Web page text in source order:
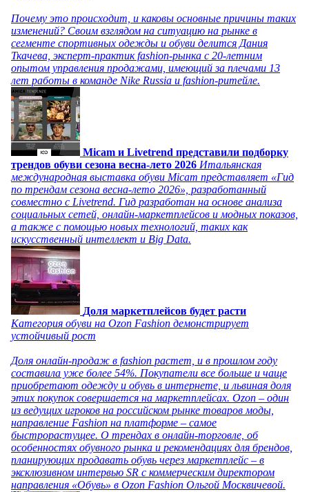
Почему это происходит, и каковы основные причины таких
изменений? Своим взглядом на ситуацию на рынке в
сегменте спортивных одежды и обуви делится Дания
Ткачева, эксперт-практик fashion-рынка с 20-летним
опытом управления продажами, имеющий за плечами 13
лет работы в команде Nike Russia и fashion-ритейле.
Micam и Livetrend представили подборку
трендов обуви сезона весна-лето 2026 Итальянская
международная выставка обуви Micam представляет «Гид
по трендам сезона весна-лето 2026», разработанный
совместно с Livetrend. Гид разработан на основе анализа
социальных сетей, онлайн-маркетплейсов и модных показов,
а также с помощью новых технологий, таких как
искусственный интеллект и Big Data.
Доля маркетплейсов будет расти
Категория обуви на Ozon Fashion демонстрирует
устойчивый рост
Доля онлайн-продаж в fashion растет, и в прошлом году
составила уже более 54%. Покупатели все больше и чаще
приобретают одежду и обувь в интернете, и львиная доля
этих покупок совершается на маркетплейсах. Ozon – один
из ведущих игроков на российском рынке товаров моды,
направление Fashion на платформе – самое
быстрорастущее. О трендах в онлайн-торговле, об
особенностях обувного рынка и рекомендациях для брендов,
планирующих продавать обувь через маркетплейс – в
эксклюзивном интервью SR с коммерческим директором
направления «Обувь» в Ozon Fashion Ольгой Москвичевой.